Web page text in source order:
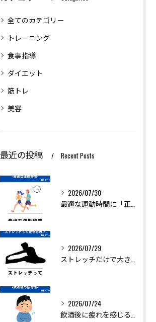
全てのカテゴリー
トレーニング
食事指導
ダイエット
筋トレ
美容
最近の投稿 Recent Posts
2026/07/30
2026/07/29
2026/07/24